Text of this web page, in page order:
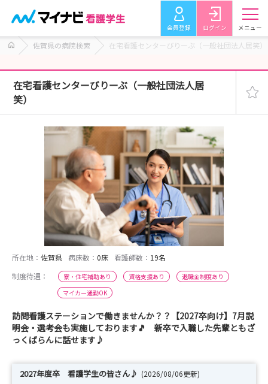
会員登録 ログイン メニュー
佐賀県の病院検索 在宅看護センターびりーぶ（一般社団法人居笑）
在宅看護センターびりーぶ（一般社団法人居
笑）
所在地： 佐賀県 病床数： 0床 看護師数： 19名
制度待遇：
寮・住宅補助あり 資格支援あり
退職金制度あり
マイカー通勤OK
訪問看護ステーションで働きませんか？？【2027卒向け】7月説
明会・選考会も実施しております🎵 新卒で入職した先輩ともざ
っくばらんに話せます♪
2027年度卒 看護学生の皆さん♪ (2026/08/06更新)